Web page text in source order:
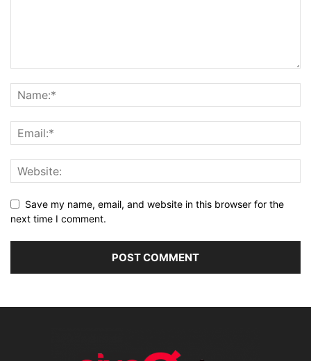
Save my name, email, and website in this browser for the
next time I comment.